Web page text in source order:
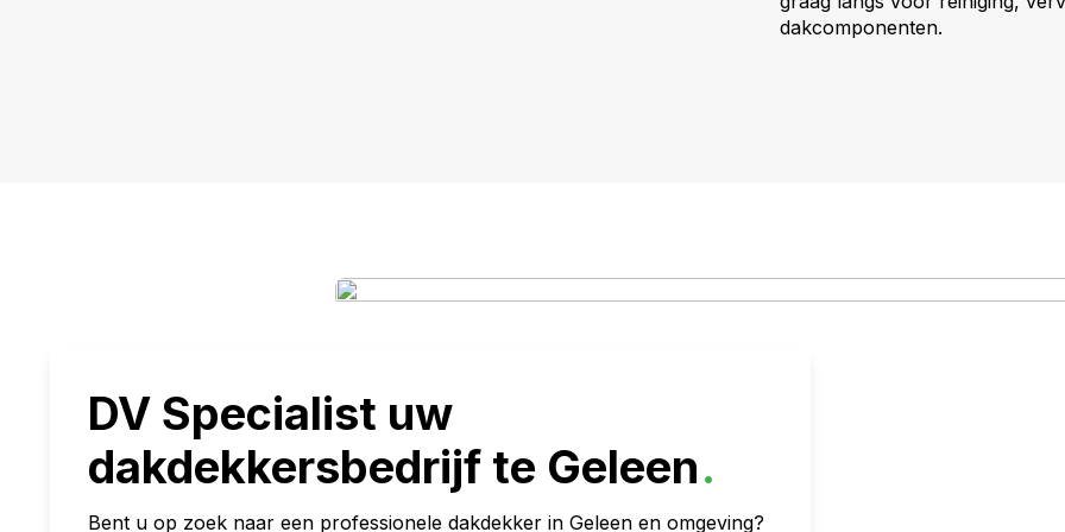
dakcomponenten.
DV Specialist uw
dakdekkersbedrijf te Geleen.
Bent u op zoek naar een professionele dakdekker in Geleen en omgeving?